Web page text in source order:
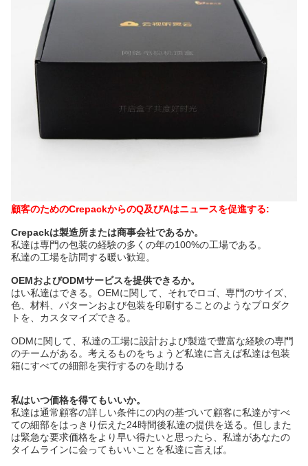
顧客のためのCrepackからのQ及びAはニュースを促進する:
Crepackは製造所または商事会社であるか。
私達は専門の包装の経験の多くの年の100%の工場である。
私達の工場を訪問する暖い歓迎。
OEMおよびODMサービスを提供できるか。
はい私達はできる。OEMに関して、それでロゴ、専門のサイズ、
色、材料、パターンおよび包装を印刷することのようなプロダク
トを、カスタマイズできる。
ODMに関して、私達の工場に設計および製造で豊富な経験の専門
のチームがある。考えるものをちょうど私達に言えば私達は包装
箱にすべての細部を実行するのを助ける
私はいつ価格を得てもいいか。
私達は通常顧客の詳しい条件にの内の基づいて顧客に私達がすべ
ての細部をはっきり伝えた24時間後私達の提供を送る。但しまた
は緊急な要求価格をより早い得たいと思ったら、私達があなたの
タイムラインに会ってもいいことを私達に言えば。